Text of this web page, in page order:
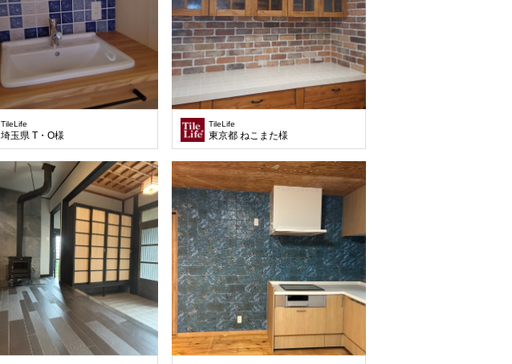
TileLife
埼玉県 T・O様
TileLife
東京都 ねこまた様